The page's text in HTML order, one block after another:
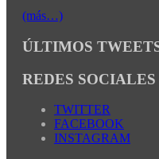
(más…)
ÚLTIMOS
REDES SOCIALES
TWITTER
FACEBOOK
INSTAGRAM